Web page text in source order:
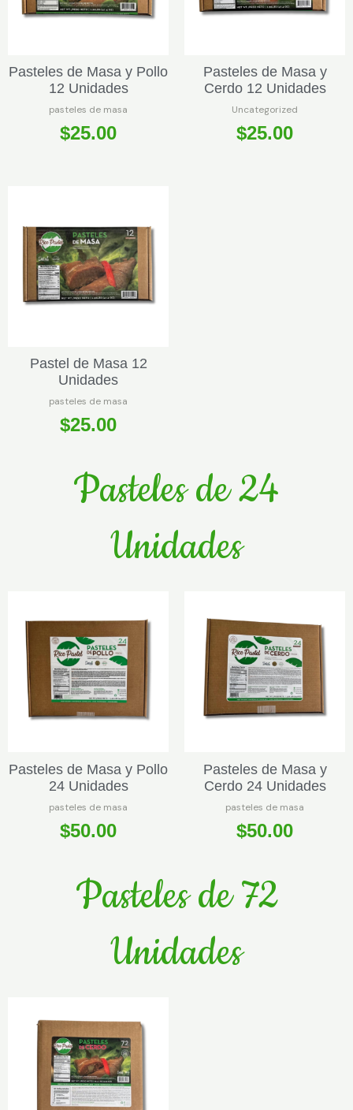
Pasteles de Masa y Pollo
12 Unidades
pasteles de masa
$25.00
Pasteles de Masa y
Cerdo 12 Unidades
Uncategorized
$25.00
Pastel de Masa 12
Unidades
pasteles de masa
$25.00
Pasteles de 24
Unidades
Pasteles de Masa y Pollo
24 Unidades
pasteles de masa
$50.00
Pasteles de Masa y
Cerdo 24 Unidades
pasteles de masa
$50.00
Pasteles de 72
Unidades